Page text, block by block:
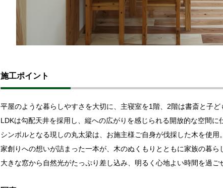
施工ポイント
平屋のような暮らしやすさを大切に、主寝室を1階、2階は書斎と子
LDKは勾配天井を採用し、縦への広がりを感じられる開放的な空間に
シンボルとなる現しの丸太梁は、お施主様ご自身が伐採した木を使用
家創りへの想いが詰まった一本が、木のぬくもりとともに家族の暮ら
大きな窓から自然光がたっぷり差し込み、明るく心地よい時間を過ご